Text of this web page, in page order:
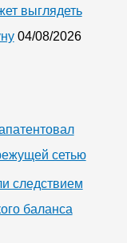
выглядеть
04/08/2026
сетью
следствием
баланса